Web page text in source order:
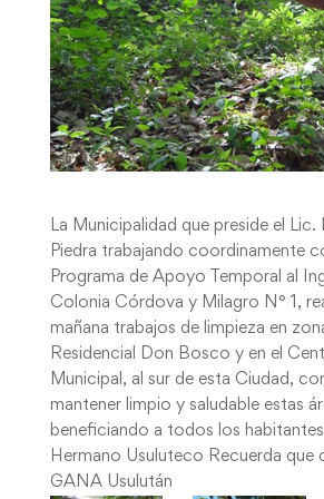
La Municipalidad que preside el Lic.
Piedra trabajando coordinamente
Programa de Apoyo Temporal al
Colonia Córdova y Milagro N° 1,
mañana trabajos de limpieza en
Residencial Don Bosco y en el
Municipal, al sur de esta Ciudad,
mantener limpio y saludable estas
beneficiando a todos los
Hermano Usuluteco Recuerda que
GANA Usulután